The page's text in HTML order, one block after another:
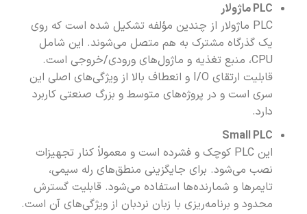
PLCماژولار
PLC ماژولار از چندین مؤلفه تشکیل شده است که روی
یک گذرگاه مشترک به هم متصل می‌شوند. این شامل
CPU، منبع تغذیه و ماژول‌های ورودی/خروجی است.
قابلیت ارتقای I/O و انعطاف بالا از ویژگی‌های اصلی این
سری است و در پروژه‌های متوسط و بزرگ صنعتی کاربرد
دارد.
Small PLC
این PLC کوچک و فشرده است و معمولاً کنار تجهیزات
نصب می‌شود. برای جایگزینی منطق‌های رله سیمی،
تایمرها و شمارنده‌ها استفاده می‌شود. قابلیت گسترش
محدود و برنامه‌ریزی با زبان نردبان از ویژگی‌های آن است.